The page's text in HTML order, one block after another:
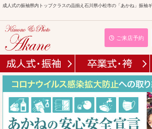
成人式の振袖県内トップクラスの品揃え石川県小松市の「あかね」振袖
ご来店予約